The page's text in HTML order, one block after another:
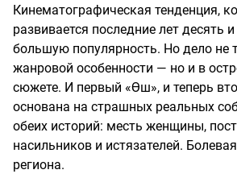
Кинематографическая тенденция,
развивается последние лет десять
большую популярность. Но дело не
жанровой особенности — но и в
сюжете. И первый «Өш», и теперь
основана на страшных реальных
обеих историй: месть женщины,
насильников и истязателей.
региона.